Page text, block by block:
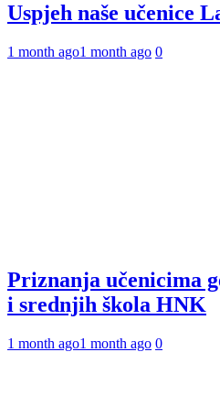
Uspjeh naše učenice
1 month ago1 month ago 0
Priznanja učenicima
i srednjih škola HNK
1 month ago1 month ago 0